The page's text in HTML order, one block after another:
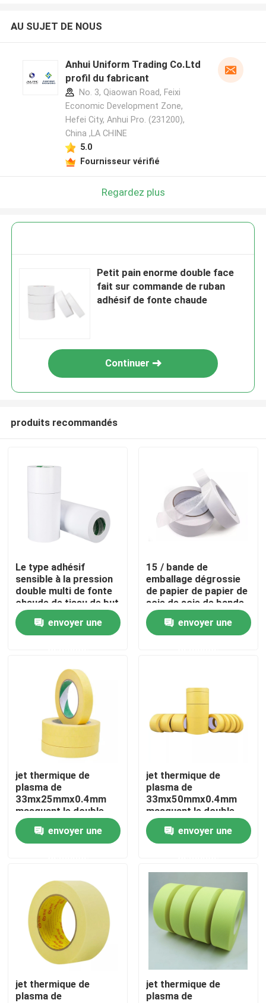
Produits
Visite d'usine
Contrôle de qualité
Contactez-nous
Demandez une citation
Ruban adhésif de BOPP
Ruban adhésif de papier d'emballage
Ruban adhésif d'ANIMAL FAMILIER
AU SUJET DE NOUS
Anhui Uniform Trading Co.Ltd
profil du fabricant
No. 3, Qiaowan Road, Feixi
Economic Development Zone,
Hefei City, Anhui Pro. (231200),
China ,LA CHINE
5.0
Fournisseur vérifié
Regardez plus
Petit pain enorme double face
fait sur commande de ruban
adhésif de fonte chaude
Continuer
produits recommandés
Le type adhésif
sensible à la pression
double multi de fonte
chaude de tissu de but
a dégrossi ruban
adhésifenvoyer une
15 / bande de
emballage dégrossie
de papier de papier de
soie de soie de bande
de libération blanche
de 20mmx50m double
envoyer une
jet thermique de
plasma de
33mx25mmx0.4mm
masquant le double
ruban adhésif latéral
envoyer une
jet thermique de
plasma de
33mx50mmx0.4mm
masquant le double
ruban adhésif latéral
envoyer une
jet thermique de
plasma de
jet thermique de
plasma de